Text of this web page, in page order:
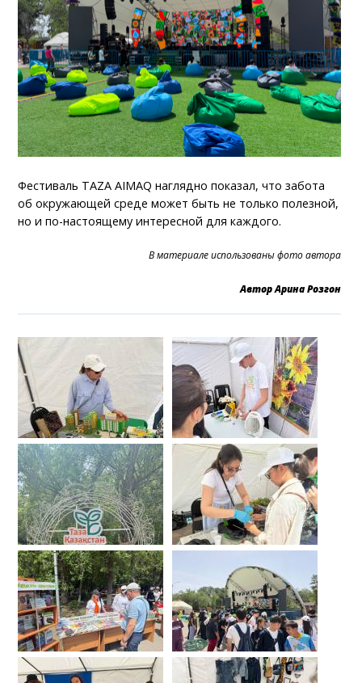
Фестиваль TAZA AIMAQ наглядно показал, что забота
об окружающей среде может быть не только полезной,
но и по-настоящему интересной для каждого.
В материале использованы фото автора
Автор Арина Розгон